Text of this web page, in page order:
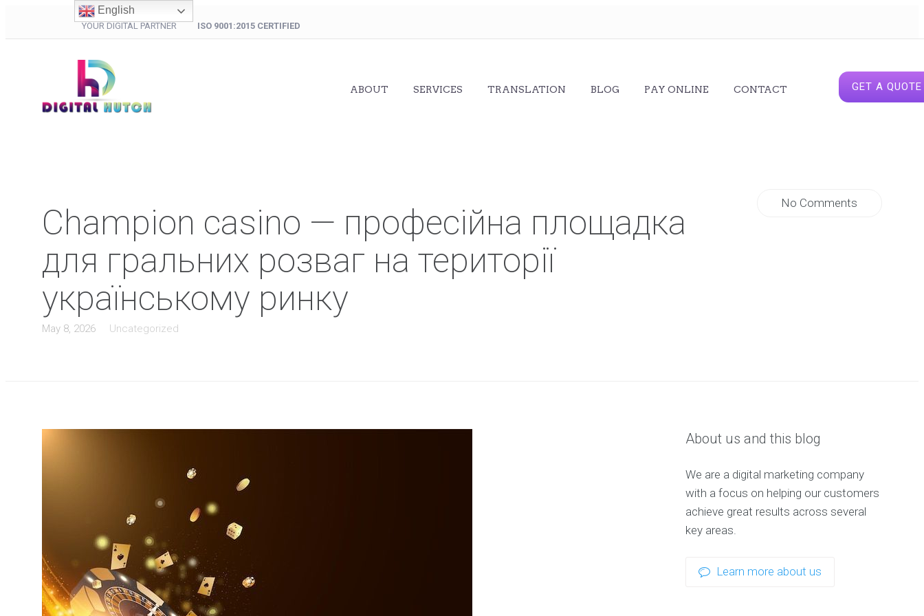
YOUR DIGITAL PARTNER ISO 9001:2015 CERTIFIED
ABOUT SERVICES TRANSLATION BLOG PAY ONLINE CONTACT GET A QUOTE
Champion casino — професійна площадка
для гральних розваг на території
українському ринку
May 8, 2026 Uncategorized
No Comments
About us and this blog
We are a digital marketing company
with a focus on helping our customers
achieve great results across several
key areas.
Learn more about us
English